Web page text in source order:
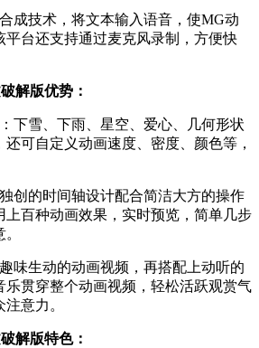
成技术，将文本输入语音，使MG动
平台还支持通过麦克风录制，方便快
解版优势：
下雪、下雨、星空、爱心、几何形状
可自定义动画速度、密度、颜色等，
创的时间轴设计配合简洁大方的操作
上百种动画效果，实时预览，简单几步
味生动的动画视频，再搭配上动听的
乐贯穿整个动画视频，轻松活跃观赏气
意力。
解版特色：